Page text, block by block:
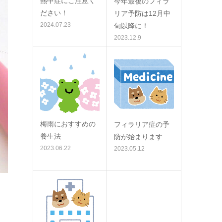
ださい！
2024.07.23
リア予防は12月中
旬以降に！
2023.12.9
梅雨におすすめの
養生法
2023.06.22
フィラリア症の予
防が始まります
2023.05.12